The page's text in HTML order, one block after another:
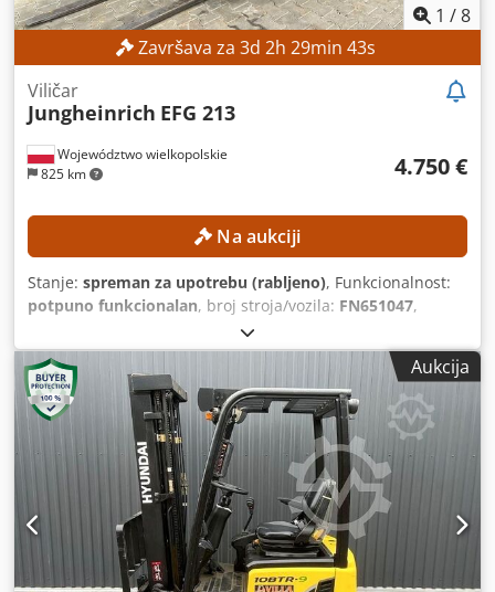
1 /8
Završava za 3d 2h 29min 41s
Województwo wielkopolskie
825 km
Viličar
Jungheinrich EFG 213
4.750 €
Na aukciji
Stanje: spreman za upotrebu (rabljeno), Funkcionalnost:
potpuno funkcionalan, broj stroja/vozila: FN651047,
, radni sati:
podizanja:4.700 mm, slobodno dizanje:1.535 mm, vrsta
jarbola:
triplex, građevinska visina: 2.125 mm , Oprema:
bočni pomak , Nema minimalne cijene – zajamčena
prodaja po najvišoj ponudi! TEHNIČKE KARAKTERISTIKE
Visina podizanja: 4.700 mm Ukupna visina: 2.125 mm
Visina slobodnog podizanja: 1.535 mm PODACI O STROJU
Tip stupa: Trostruki stup sa slobodnim podizanjem
Dksdpfxjzrlv Ee Aqgjr Napon baterije: 48 V Kapacitet
baterije: 500 Ah Radne sati: 17.268 h OPREMA Bočni pomak
Baterija Punjač Vanjska referenca: SL12191SP
Aukcija